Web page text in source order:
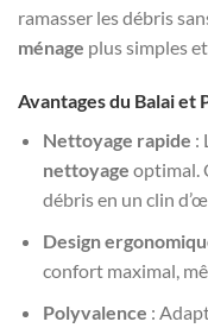
ramasser les débris
ménage plus simples
Avantages du Balai et
Nettoyage rapide :
nettoyage optimal.
débris en un clin
Design
confort maximal,
Polyvalence :